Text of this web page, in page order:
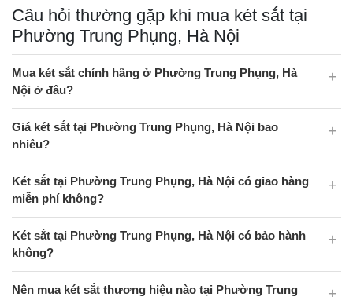
Câu hỏi thường gặp khi mua két sắt tại
Phường Trung Phụng, Hà Nội
Mua két sắt chính hãng ở Phường Trung Phụng, Hà
Nội ở đâu?
Giá két sắt tại Phường Trung Phụng, Hà Nội bao
nhiêu?
Két sắt tại Phường Trung Phụng, Hà Nội có giao hàng
miễn phí không?
Két sắt tại Phường Trung Phụng, Hà Nội có bảo hành
không?
Nên mua két sắt thương hiệu nào tại Phường Trung